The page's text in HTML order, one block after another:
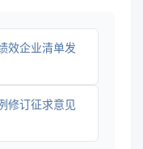
效企业清单发
修订征求意见